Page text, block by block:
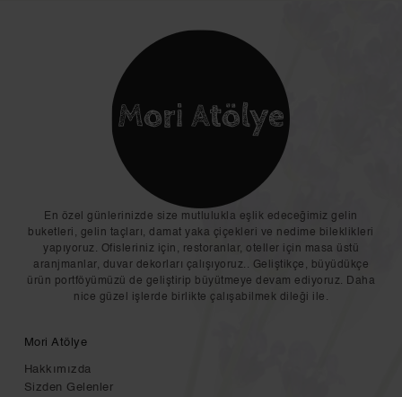
En özel günlerinizde size mutlulukla eşlik edeceğimiz gelin
buketleri, gelin taçları, damat yaka çiçekleri ve nedime bileklikleri
yapıyoruz. Ofisleriniz için, restoranlar, oteller için masa üstü
aranjmanlar, duvar dekorları çalışıyoruz.. Geliştikçe, büyüdükçe
ürün portföyümüzü de geliştirip büyütmeye devam ediyoruz. Daha
nice güzel işlerde birlikte çalışabilmek dileği ile.
Mori Atölye
Hakkımızda
Sizden Gelenler